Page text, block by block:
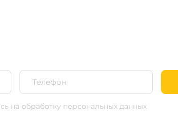
на обработку персональных данных